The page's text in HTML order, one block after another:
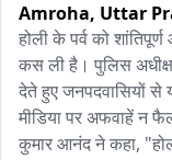
Amroha, Uttar
होली के पर्व को
कस ली है। पुलिस
देते हुए जनपदवासियों से
मीडिया पर अफवाहें न
कुमार आनंद ने कहा,